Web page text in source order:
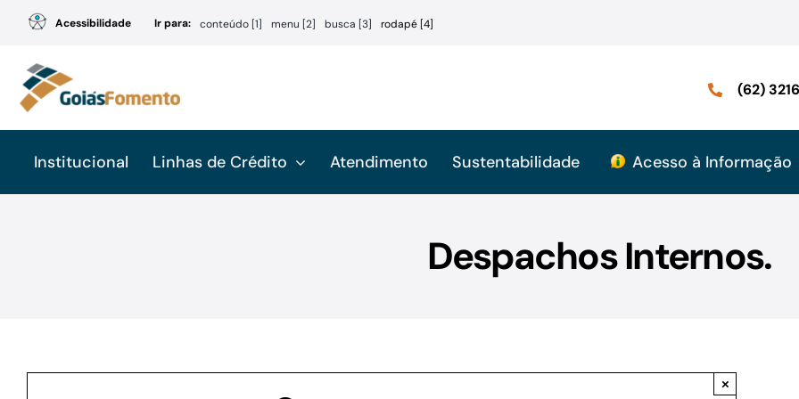
conteúdo
Acessibilidade Ir para: conteúdo [1] menu [2] busca [3] rodapé [4]
(62)
Institucional Linhas de Crédito Atendimento Sustentabilidade Acesso à Informação
Despachos Internos.
×